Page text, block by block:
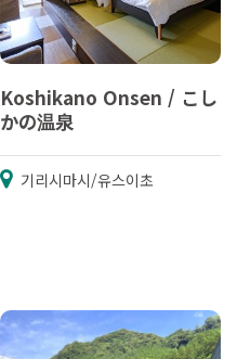
Koshikano Onsen / こし
かの温泉
기리시마시/유스이초